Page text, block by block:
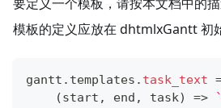
模板的定义应放在 dhtmlxGantt 初
gantt . templates . task_text
(start , end , task) => `